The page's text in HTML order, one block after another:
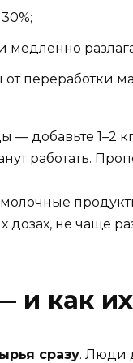
от переработки
— добавьте 1–2
работать.
дозах, не чаще
и как
сразу. Люди